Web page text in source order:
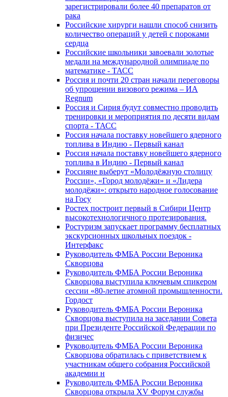
зарегистрировали более 40 препаратов от
рака
Российские хирурги нашли способ снизить
количество операций у детей с пороками
сердца
Российские школьники завоевали золотые
медали на международной олимпиаде по
математике - ТАСС
Россия и почти 20 стран начали переговоры
об упрощении визового режима – ИА
Regnum
Россия и Сирия будут совместно проводить
тренировки и мероприятия по десяти видам
спорта - ТАСС
Россия начала поставку новейшего ядерного
топлива в Индию - Первый канал
Россия начала поставку новейшего ядерного
топлива в Индию - Первый канал
Россияне выберут «Молодёжную столицу
России», «Город молодёжи» и «Лидера
молодёжи»: открыто народное голосование
на Госу
Ростех построит первый в Сибири Центр
высокотехнологичного протезирования.
Ростуризм запускает программу бесплатных
экскурсионных школьных поездок -
Интерфакс
Руководитель ФМБА России Вероника
Скворцова
Руководитель ФМБА России Вероника
Скворцова выступила ключевым спикером
сессии «80-летие атомной промышленности.
Гордост
Руководитель ФМБА России Вероника
Скворцова выступила на заседании Совета
при Президенте Российской Федерации по
физичес
Руководитель ФМБА России Вероника
Скворцова обратилась с приветствием к
участникам общего собрания Российской
академии н
Руководитель ФМБА России Вероника
Скворцова открыла XV Форум службы